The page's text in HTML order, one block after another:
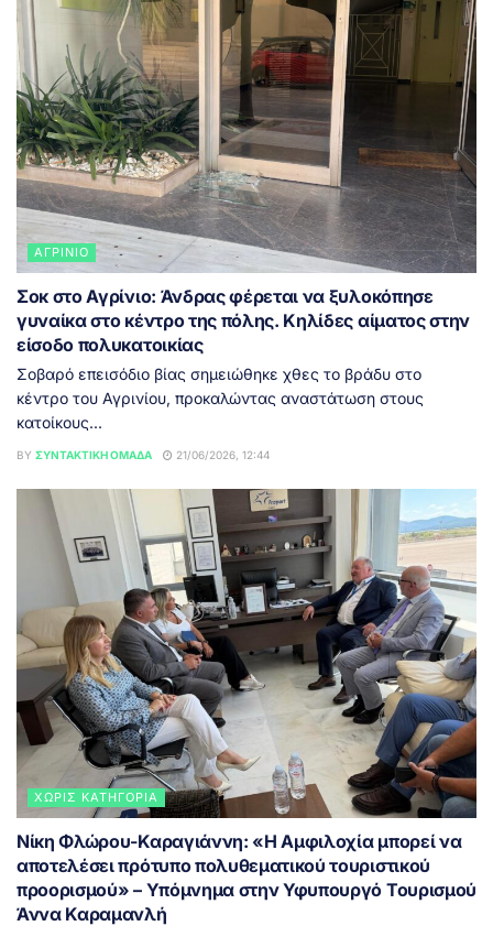
ΑΓΡΊΝΙΟ
Σοκ στο Αγρίνιο: Άνδρας φέρεται να ξυλοκόπησε
γυναίκα στο κέντρο της πόλης. Κηλίδες αίματος στην
είσοδο πολυκατοικίας
Σοβαρό επεισόδιο βίας σημειώθηκε χθες το βράδυ στο
κέντρο του Αγρινίου, προκαλώντας αναστάτωση στους
κατοίκους...
BY ΣΥΝΤΑΚΤΙΚΉ ΟΜΆΔΑ 21/06/2026, 12:44
ΧΩΡΊΣ ΚΑΤΗΓΟΡΊΑ
Νίκη Φλώρου-Καραγιάννη: «Η Αμφιλοχία μπορεί να
αποτελέσει πρότυπο πολυθεματικού τουριστικού
προορισμού» – Υπόμνημα στην Υφυπουργό Τουρισμού
Άννα Καραμανλή